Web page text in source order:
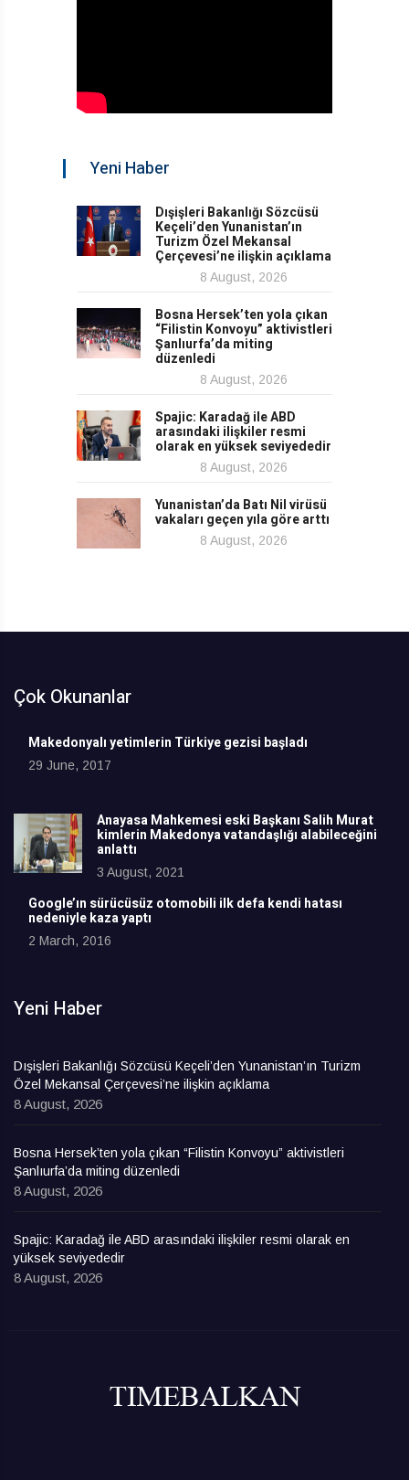
Yeni Haber
Dışişleri Bakanlığı Sözcüsü
Keçeli’den Yunanistan’ın
Turizm Özel Mekansal
Çerçevesi’ne ilişkin açıklama
8 August, 2026
Bosna Hersek’ten yola çıkan
“Filistin Konvoyu” aktivistleri
Şanlıurfa’da miting
düzenledi
8 August, 2026
Spajic: Karadağ ile ABD
arasındaki ilişkiler resmi
olarak en yüksek seviyededir
8 August, 2026
Yunanistan’da Batı Nil virüsü
vakaları geçen yıla göre arttı
8 August, 2026
Çok Okunanlar
Makedonyalı yetimlerin Türkiye gezisi başladı
29 June, 2017
Anayasa Mahkemesi eski Başkanı Salih Murat
kimlerin Makedonya vatandaşlığı alabileceğini
anlattı
3 August, 2021
Google’ın sürücüsüz otomobili ilk defa kendi hatası
nedeniyle kaza yaptı
2 March, 2016
Yeni Haber
Dışişleri Bakanlığı Sözcüsü Keçeli’den Yunanistan’ın Turizm
Özel Mekansal Çerçevesi’ne ilişkin açıklama
8 August, 2026
Bosna Hersek’ten yola çıkan “Filistin Konvoyu” aktivistleri
Şanlıurfa’da miting düzenledi
8 August, 2026
Spajic: Karadağ ile ABD arasındaki ilişkiler resmi olarak en
yüksek seviyededir
8 August, 2026